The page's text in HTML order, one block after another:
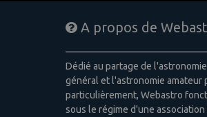
A propos de
Dédié au partage de
général et l'astronomie amateur
particulièrement, Webastro
sous le régime d'une association